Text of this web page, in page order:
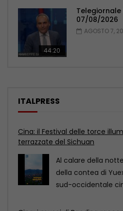
44:20
Telegiornale
07/08/2026
AGOSTO 7,
ITALPRESS
Cina: i musei di Baoding
senza tempo
Il distretto di
provincia
Hebei, propone